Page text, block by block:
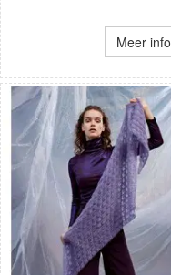
Meer info